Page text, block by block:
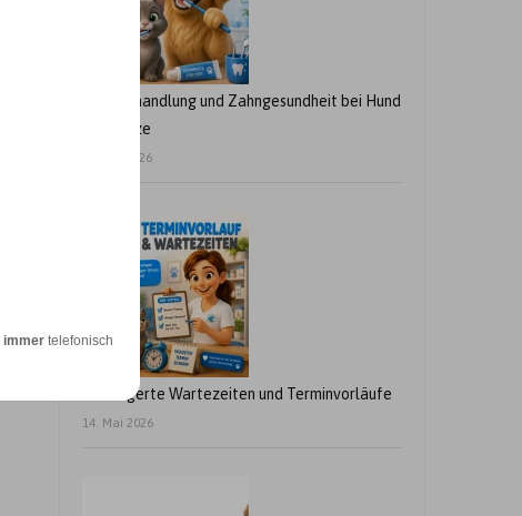
immer telefonisch
Zahnbehandlung und Zahngesundheit bei Hund
und Katze
21. Juli 2026
Verlängerte Wartezeiten und Terminvorläufe
14. Mai 2026